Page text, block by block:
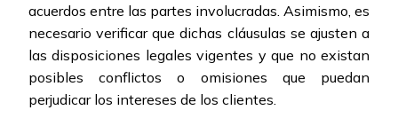
acuerdos entre las partes involucradas. Asimismo, es
necesario verificar que dichas cláusulas se ajusten a
las disposiciones legales vigentes y que no existan
posibles conflictos o omisiones que puedan
perjudicar los intereses de los clientes.